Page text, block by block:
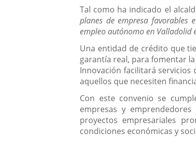
Tal como ha indicado el
planes de empresa favorables
empleo autónomo en Valladolid
Una entidad de crédito que
garantía real, para fomentar
Innovación facilitará
aquellos que necesiten
Con este convenio se
empresas y
proyectos empresariales
condiciones económicas y